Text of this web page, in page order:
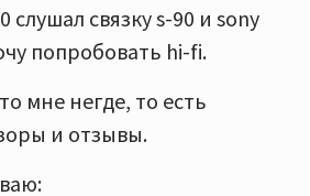
слушал связку s-90 и sony
попробовать hi-fi.
мне негде, то есть
и отзывы.